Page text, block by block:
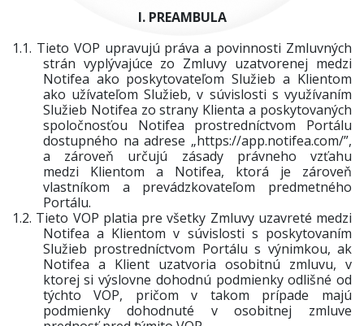
I. PREAMBULA
1.1. Tieto VOP upravujú práva a povinnosti Zmluvných
strán vyplývajúce zo Zmluvy uzatvorenej medzi
Notifea ako poskytovateľom Služieb a Klientom
ako užívateľom Služieb, v súvislosti s využívaním
Služieb Notifea zo strany Klienta a poskytovaných
spoločnosťou Notifea prostredníctvom Portálu
dostupného na adrese „https://app.notifea.com/”,
a zároveň určujú zásady právneho vzťahu
medzi Klientom a Notifea, ktorá je zároveň
vlastníkom a prevádzkovateľom predmetného
Portálu.
1.2. Tieto VOP platia pre všetky Zmluvy uzavreté medzi
Notifea a Klientom v súvislosti s poskytovaním
Služieb prostredníctvom Portálu s výnimkou, ak
Notifea a Klient uzatvoria osobitnú zmluvu, v
ktorej si výslovne dohodnú podmienky odlišné od
týchto VOP, pričom v takom prípade majú
podmienky dohodnuté v osobitnej zmluve